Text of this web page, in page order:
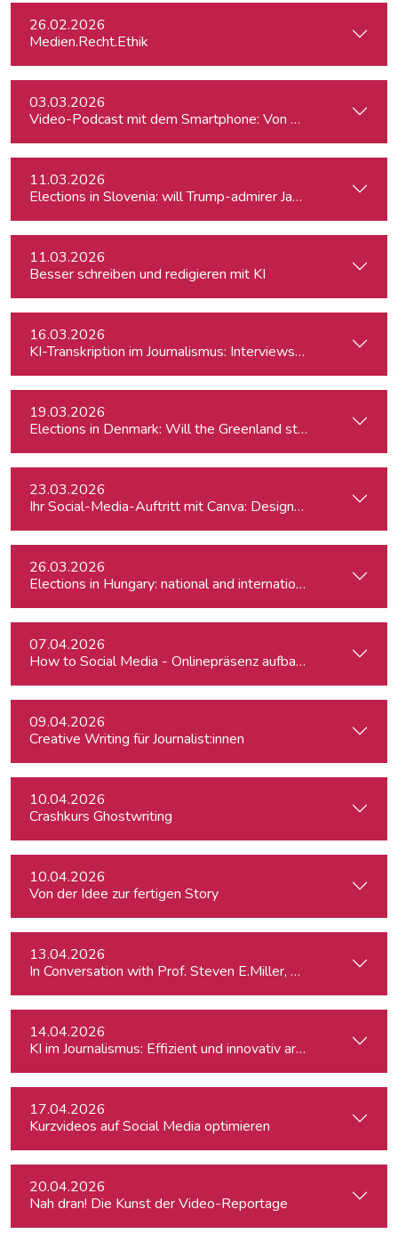
26.02.2026
Medien.Recht.Ethik
03.03.2026
Video-Podcast mit dem Smartphone: Von der Aufnahme
11.03.2026
Elections in Slovenia: will Trump-admirer Janez Janša
11.03.2026
Besser schreiben und redigieren mit KI
16.03.2026
KI-Transkription im Journalismus: Interviews &
19.03.2026
Elections in Denmark: Will the Greenland standoff help
23.03.2026
Ihr Social-Media-Auftritt mit Canva: Designs, die begeistern
26.03.2026
Elections in Hungary: national and international impact of
07.04.2026
How to Social Media - Onlinepräsenz aufbauen & Beiträge
09.04.2026
Creative Writing für Journalist:innen
10.04.2026
Crashkurs Ghostwriting
10.04.2026
Von der Idee zur fertigen Story
13.04.2026
In Conversation with Prof. Steven E.Miller, Director of the
14.04.2026
KI im Journalismus: Effizient und innovativ arbeiten
17.04.2026
Kurzvideos auf Social Media optimieren
20.04.2026
Nah dran! Die Kunst der Video-Reportage